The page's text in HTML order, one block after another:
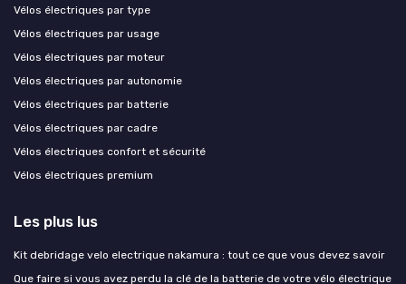
Vélos électriques par type
Vélos électriques par usage
Vélos électriques par moteur
Vélos électriques par autonomie
Vélos électriques par batterie
Vélos électriques par cadre
Vélos électriques confort et sécurité
Vélos électriques premium
Les plus lus
Kit debridage velo electrique nakamura : tout ce que vous devez savoir
Que faire si vous avez perdu la clé de la batterie de votre vélo électrique